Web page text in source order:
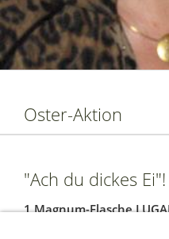
Oster-Aktion
"Ach du dickes Ei"!
1 Magnum-Flasche